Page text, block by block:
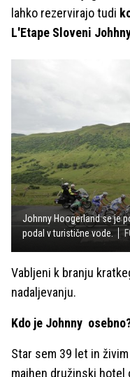
lahko rezervirajo tudi
L'Etape Sloveni
Johnny Hoogerland se je
podal v turistične vode.
Vabljeni k branju
nadaljevanju.
Kdo je Johnny
Star sem 39 let in
majhen družinski hotel